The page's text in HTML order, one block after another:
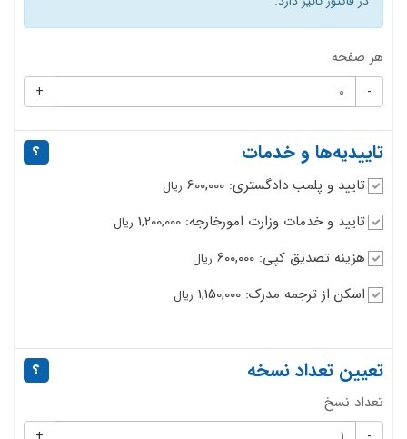
هر صفحه
-
+
تاییدیه‌ها و خدمات
تایید و پلمب دادگستری: 600,000 ریال
تایید و خدمات وزارت امورخارجه: 1,200,000 ریال
هزینه تصدیق کپی: 600,000 ریال
اسکن از ترجمه مدرک: 1,150,000 ریال
تعیین تعداد نسخه
تعداد نسخ